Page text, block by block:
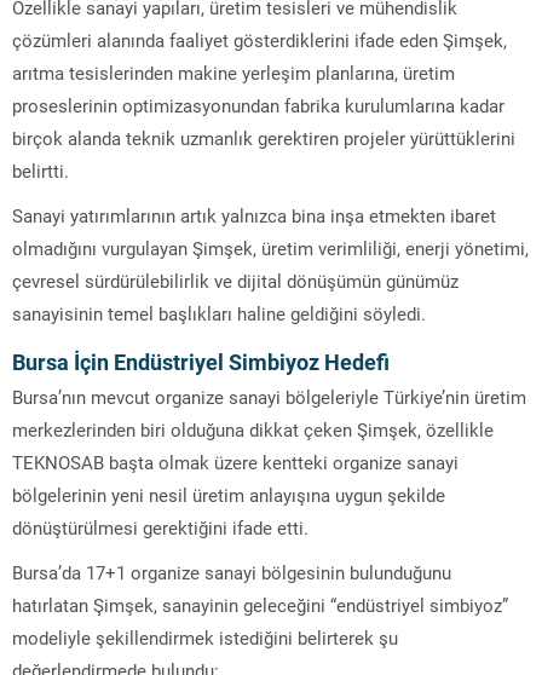
Özellikle sanayi yapıları, üretim tesisleri ve mühendislik
çözümleri alanında faaliyet gösterdiklerini ifade eden Şimşek,
arıtma tesislerinden makine yerleşim planlarına, üretim
proseslerinin optimizasyonundan fabrika kurulumlarına kadar
birçok alanda teknik uzmanlık gerektiren projeler yürüttüklerini
belirtti.
Sanayi yatırımlarının artık yalnızca bina inşa etmekten ibaret
olmadığını vurgulayan Şimşek, üretim verimliliği, enerji yönetimi,
çevresel sürdürülebilirlik ve dijital dönüşümün günümüz
sanayisinin temel başlıkları haline geldiğini söyledi.
Bursa İçin Endüstriyel Simbiyoz Hedefi
Bursa’nın mevcut organize sanayi bölgeleriyle Türkiye’nin üretim
merkezlerinden biri olduğuna dikkat çeken Şimşek, özellikle
TEKNOSAB başta olmak üzere kentteki organize sanayi
bölgelerinin yeni nesil üretim anlayışına uygun şekilde
dönüştürülmesi gerektiğini ifade etti.
Bursa’da 17+1 organize sanayi bölgesinin bulunduğunu
hatırlatan Şimşek, sanayinin geleceğini “endüstriyel simbiyoz”
modeliyle şekillendirmek istediğini belirterek şu
değerlendirmede bulundu: